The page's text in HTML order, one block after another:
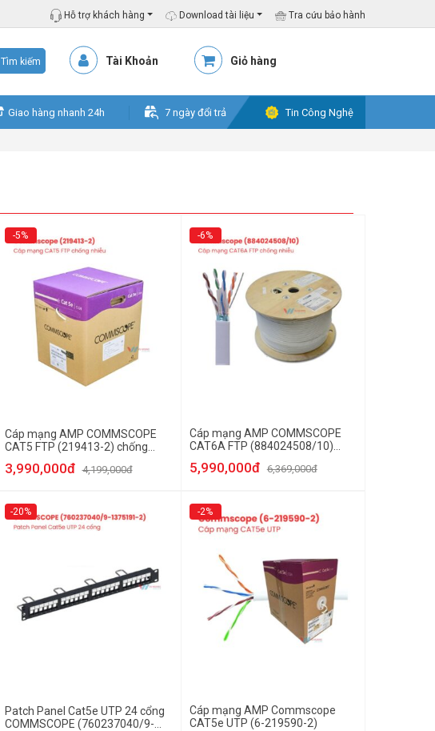
Hỗ trợ khách hàng Download tài liệu Tra cứu bảo hành
Tìm kiếm Tài Khoản Giỏ hàng
Giao hàng nhanh 24h 7 ngày đổi trả Tin Công Nghệ
-5%
Cáp mạng AMP COMMSCOPE
CAT5 FTP (219413-2) chống
3,990,000đ 4,199,000đ
-6%
Cáp mạng AMP COMMSCOPE
CAT6A FTP (884024508/10)
5,990,000đ 6,369,000đ
-20%
Patch Panel Cat5e UTP 24 cổng
COMMSCOPE (760237040/9-
-2%
Cáp mạng AMP Commscope
CAT5e UTP (6-219590-2)